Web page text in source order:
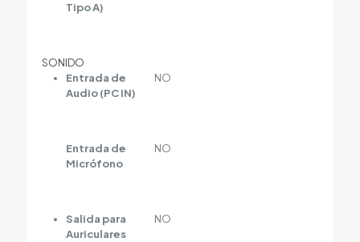
Tipo A)
SONIDO
Entrada de
Audio (PC IN)
NO
Entrada de
Micrófono
NO
Salida para
Auriculares
NO